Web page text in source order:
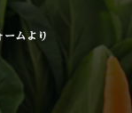
ームより